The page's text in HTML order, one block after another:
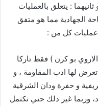
: يتعلق بالعمليات
الجهادية مما هو متفق
عمليات كل من :
بو كرن ) فقط تاركا
لها ادب المقاومة ، و
و حفرة ودان الشرقية
وربما غير ذلك حتي تكتمل